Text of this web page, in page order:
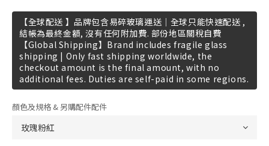
【全球配送 】品牌包含易碎玻璃運送｜全球只能快速配送 ,
結帳為最終金額, 沒有任何附加費. 部份地區關稅自費
【Global Shipping】Brand includes fragile glass
shipping | Only fast shipping worldwide, the
checkout amount is the final amount, with no
additional fees. Duties are self-paid in some regions.
顏色及規格 & 另購配件配件